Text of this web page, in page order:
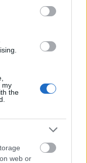
my
the
web or
és csekély
szerzője az a
Lincoln, a
Szerkesztője
egy
fűzött vérmes
gyorsasággal
listájának
mint egymillió
értem, miért…